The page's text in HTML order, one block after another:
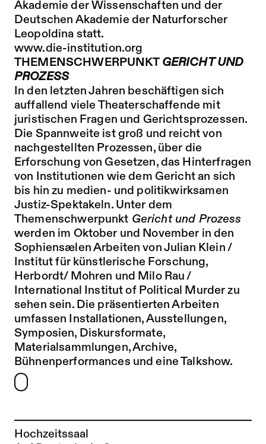
Hochzeitssaal
Akademie der Wissenschaften und der
Deutschen Akademie der Naturforscher
Leopoldina statt.
www.die-institution.org
THEMENSCHWERPUNKT GERICHT UND
PROZESS
In den letzten Jahren beschäftigen sich
auffallend viele Theaterschaffende mit
juristischen Fragen und Gerichtsprozessen.
Die Spannweite ist groß und reicht von
nachgestellten Prozessen, über die
Erforschung von Gesetzen, das Hinterfragen
von Institutionen wie dem Gericht an sich
bis hin zu medien- und politikwirksamen
Justiz-Spektakeln. Unter dem
Themenschwerpunkt Gericht und Prozess
werden im Oktober und November in den
Sophiensælen Arbeiten von Julian Klein /
Institut für künstlerische Forschung,
Herbordt/ Mohren und Milo Rau /
International Institut of Political Murder zu
sehen sein. Die präsentierten Arbeiten
umfassen Installationen, Ausstellungen,
Symposien, Diskursformate,
Materialsammlungen, Archive,
Bühnenperformances und eine Talkshow.